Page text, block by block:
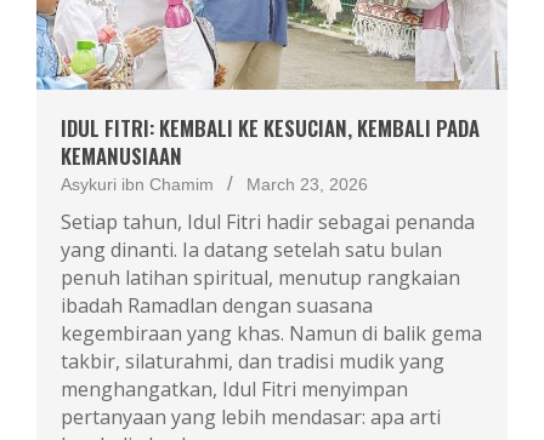
IDUL FITRI: KEMBALI KE KESUCIAN, KEMBALI PADA
KEMANUSIAAN
Asykuri ibn Chamim March 23, 2026
Setiap tahun, Idul Fitri hadir sebagai penanda
yang dinanti. Ia datang setelah satu bulan
penuh latihan spiritual, menutup rangkaian
ibadah Ramadlan dengan suasana
kegembiraan yang khas. Namun di balik gema
takbir, silaturahmi, dan tradisi mudik yang
menghangatkan, Idul Fitri menyimpan
pertanyaan yang lebih mendasar: apa arti